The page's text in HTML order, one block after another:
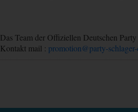
Das Team der Offiziellen Deutschen
Kontakt mail : promotion@party-